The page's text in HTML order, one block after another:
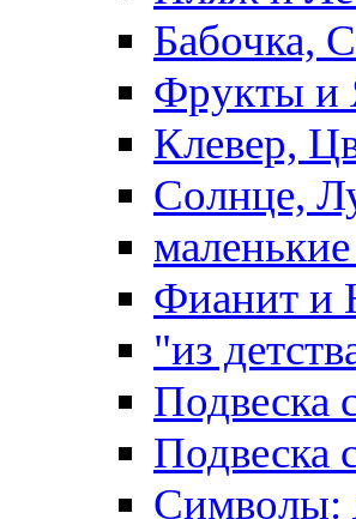
Бабочка,
Фрукты и
Клевер,
Солнце,
Фианит и
"из
Подвеска
Подвеска
Символы: